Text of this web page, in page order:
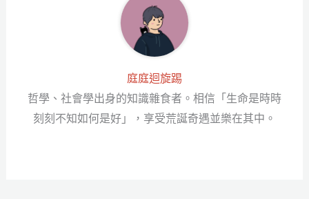
庭庭迴旋踢
哲學、社會學出身的知識雜食者。相信「生命是時時
刻刻不知如何是好」，享受荒誕奇遇並樂在其中。